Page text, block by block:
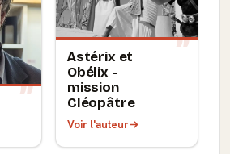
Astérix et
Obélix -
mission
Cléopâtre
Voir l'auteur